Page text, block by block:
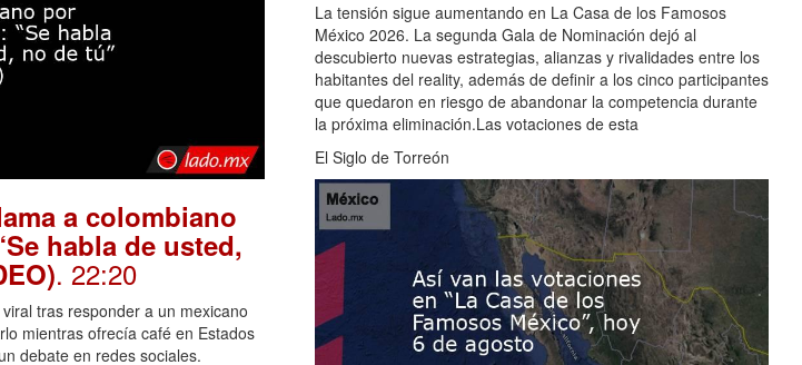
a colombiano
habla de usted,
. 22:20
tras responder a un mexicano
mientras ofrecía café en Estados
debate en redes sociales.
La tensión sigue aumentando en La Casa de los Famosos
México 2026. La segunda Gala de Nominación dejó al
descubierto nuevas estrategias, alianzas y rivalidades entre los
habitantes del reality, además de definir a los cinco participantes
que quedaron en riesgo de abandonar la competencia durante
la próxima eliminación.Las votaciones de esta
El Siglo de Torreón